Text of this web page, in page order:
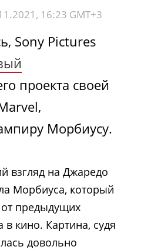
16:23 GMT+3
Sony Pictures
проекта своей
Морбиусу.
взгляд на Джаредо
Морбиуса, который
от предыдущих
кино. Картина, судя
довольно